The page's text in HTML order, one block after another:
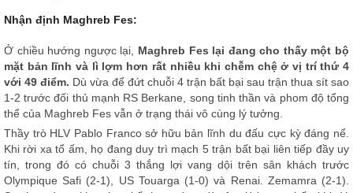
Nhận định Maghreb Fes:
Ở chiều hướng ngược lại, Maghreb Fes lại đang cho thấy một bộ
mặt bản lĩnh và lì lợm hơn rất nhiều khi chễm chệ ở vị trí thứ 4
với 49 điểm. Dù vừa để đứt chuỗi 4 trận bất bại sau trận thua sít sao
1-2 trước đối thủ mạnh RS Berkane, song tinh thần và phom độ tổng
thể của Maghreb Fes vẫn ở trạng thái vô cùng lý tưởng.
Thầy trò HLV Pablo Franco sở hữu bản lĩnh du đấu cực kỳ đáng nể.
Khi rời xa tổ ấm, họ đang duy trì mạch 5 trận bất bại liên tiếp đầy uy
tín, trong đó có chuỗi 3 thắng lợi vang dội trên sân khách trước
Olympique Safi (2-1), US Touarga (1-0) và Renai. Zemamra (2-1).